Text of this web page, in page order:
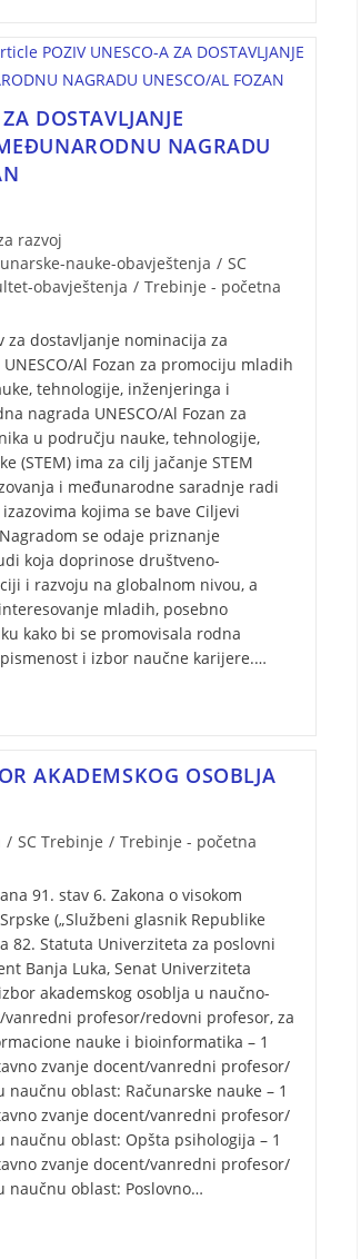
DOSTAVLJANJE
NAGRADU
razvoj
nauke-obavještenja / SC
obavještenja / Trebinje - početna
za dostavljanje nominacija za
Al Fozan za promociju mladih
tehnologije, inženjeringa i
nagrada UNESCO/Al Fozan za
u području nauke, tehnologije,
(STEM) ima za cilj jačanje STEM
i međunarodne saradnje radi
kojima se bave Ciljevi
se odaje priznanje
koja doprinose društveno-
i razvoju na globalnom nivou, a
mladih, posebno
kako bi se promovisala rodna
i izbor naučne karijere.…
AKADEMSKOG OSOBLЈA
/ SC Trebinje / Trebinje - početna
91. stav 6. Zakona o visokom
(„Službeni glasnik Republike
82. Statuta Univerziteta za poslovni
Banja Luka, Senat Univerziteta
akademskog osoblјa u naučno-
vanredni profesor/redovni profesor, za
nauke i bioinformatika – 1
zvanje docent/vanredni profesor/
oblast: Računarske nauke – 1
zvanje docent/vanredni profesor/
naučnu oblast: Opšta psihologija – 1
zvanje docent/vanredni profesor/
naučnu oblast: Poslovno…